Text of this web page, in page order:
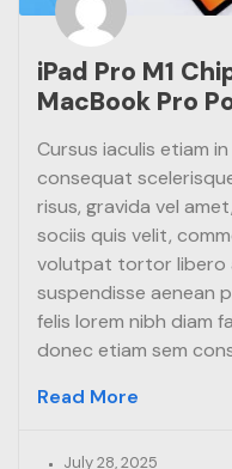
iPad Pro M1
MacBook Pro
Cursus iaculis etiam
consequat
risus, gravida vel
sociis quis velit,
volutpat tortor libero
suspendisse aenean
felis lorem nibh diam
donec etiam sem
Read More
July 28, 2025